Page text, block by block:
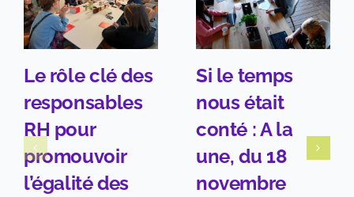
Le rôle clé des
responsables
RH pour
promouvoir
l’égalité des
Si le temps
nous était
conté : A la
une, du 18
novembre